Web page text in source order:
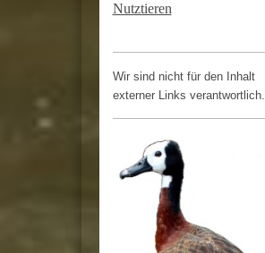
Nutztieren
Wir sind nicht für den Inhalt
externer Links verantwortlich.